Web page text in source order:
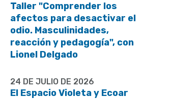
Taller "Comprender los
afectos para desactivar el
odio. Masculinidades,
reacción y pedagogía", con
Lionel Delgado
24 DE JULIO DE 2026
El Espacio Violeta y Ecoar